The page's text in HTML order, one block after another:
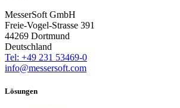
MesserSoft GmbH
Freie-Vogel-Strasse 391
44269 Dortmund
Deutschland
Tel: +49 231 53469-0
info@messersoft.com
Lösungen